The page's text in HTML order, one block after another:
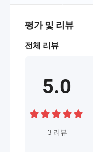
평가 및 리뷰
전체 리뷰
5.0
3 리뷰